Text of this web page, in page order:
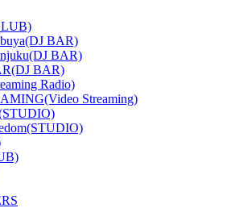
BAR)
BAR)
BAR)
Radio)
Streaming)